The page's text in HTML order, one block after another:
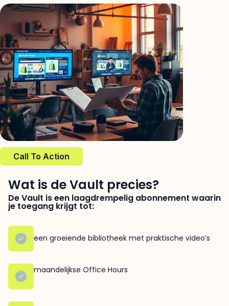
Call To Action
Wat is de Vault precies?
De Vault is een laagdrempelig abonnement waarin
je toegang krijgt tot:
een groeiende bibliotheek met praktische video’s
maandelijkse Office Hours